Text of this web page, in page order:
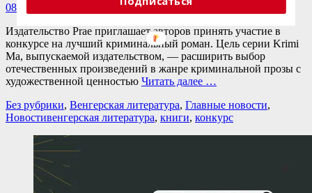
Опубликовано
08.07.2025
Оставить комментарий
Издательство Prae приглашает авторов принять участие в
конкурсе на лучший криминальный роман. Цель серии Krimi
Ma, выпускаемой издательством, — расширить выбор
отечественных произведений в жанре криминальной прозы с
художественной ценностью Читать далее …
Категории
Без рубрики, Венгерская литература, Главные новости,
НовостиТеги
венгерская литература, книги, конкурс